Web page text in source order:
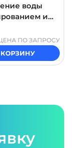
воды
и
процесса"
ПО ЗАПРОСУ
КОРЗИНУ